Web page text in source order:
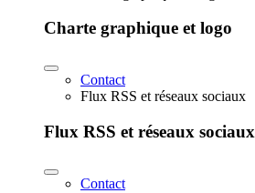
Charte graphique et logo
Contact
Flux RSS et réseaux sociaux
Flux RSS et réseaux sociaux
Contact